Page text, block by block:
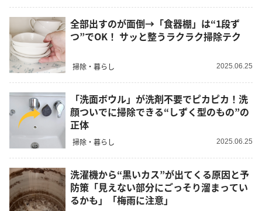
全部出すのが面倒→「食器棚」は“1段ず
つ”でOK！ サッと整うラクラク掃除テク
掃除・暮らし 2025.06.25
「洗面ボウル」が洗剤不要でピカピカ！洗
顔ついでに掃除できる“しずく型のもの”の
正体
掃除・暮らし 2025.06.25
洗濯機から“黒いカス”が出てくる原因と予
防策「見えない部分にごっそり溜まってい
るかも」「梅雨に注意」